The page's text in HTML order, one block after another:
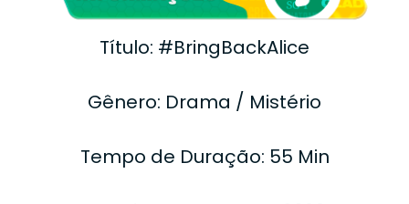
Título: #BringBackAlice
Gênero: Drama / Mistério
Tempo de Duração: 55 Min